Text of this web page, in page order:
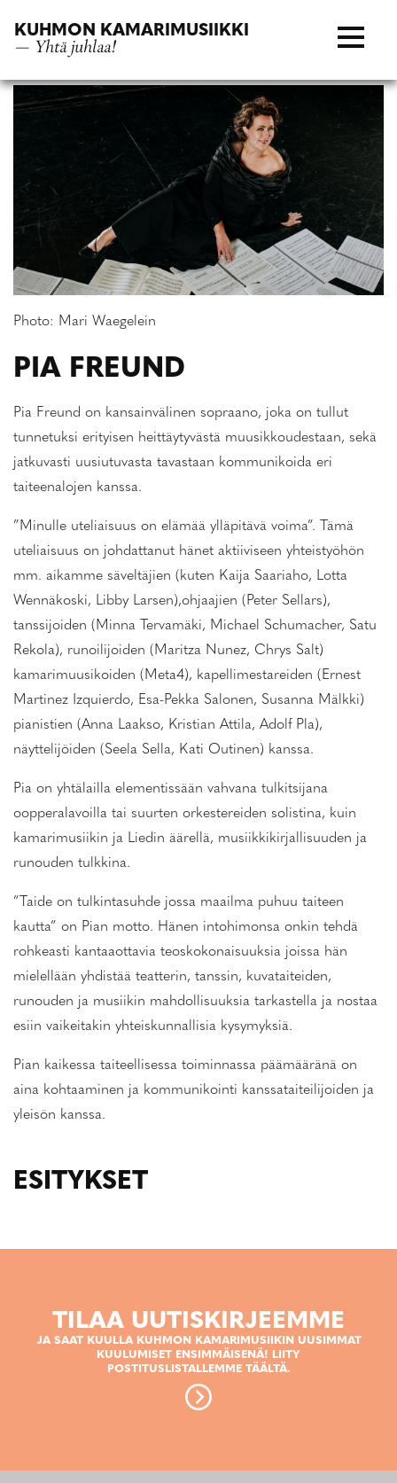
suoraan
KUHMON KAMARIMUSIIKKI
— Yhtä juhlaa!
Photo: Mari Waegelein
PIA FREUND
Pia Freund on kansainvälinen sopraano, joka on tullut
tunnetuksi erityisen heittäytyvästä muusikkoudestaan, sekä
jatkuvasti uusiutuvasta tavastaan kommunikoida eri
taiteenalojen kanssa.
”Minulle uteliaisuus on elämää ylläpitävä voima”. Tämä
uteliaisuus on johdattanut hänet aktiiviseen yhteistyöhön
mm. aikamme säveltäjien (kuten Kaija Saariaho, Lotta
Wennäkoski, Libby Larsen),ohjaajien (Peter Sellars),
tanssijoiden (Minna Tervamäki, Michael Schumacher, Satu
Rekola), runoilijoiden (Maritza Nunez, Chrys Salt)
kamarimuusikoiden (Meta4), kapellimestareiden (Ernest
Martinez Izquierdo, Esa-Pekka Salonen, Susanna Mälkki)
pianistien (Anna Laakso, Kristian Attila, Adolf Pla),
näyttelijöiden (Seela Sella, Kati Outinen) kanssa.
Pia on yhtälailla elementissään vahvana tulkitsijana
oopperalavoilla tai suurten orkestereiden solistina, kuin
kamarimusiikin ja Liedin äärellä, musiikkikirjallisuuden ja
runouden tulkkina.
”Taide on tulkintasuhde jossa maailma puhuu taiteen
kautta” on Pian motto. Hänen intohimonsa onkin tehdä
rohkeasti kantaaottavia teoskokonaisuuksia joissa hän
mielellään yhdistää teatterin, tanssin, kuvataiteiden,
runouden ja musiikin mahdollisuuksia tarkastella ja nostaa
esiin vaikeitakin yhteiskunnallisia kysymyksiä.
Pian kaikessa taiteellisessa toiminnassa päämääränä on
aina kohtaaminen ja kommunikointi kanssataiteilijoiden ja
yleisön kanssa.
ESITYKSET
TILAA UUTISKIRJEEMME
JA SAAT KUULLA KUHMON KAMARIMUSIIKIN UUSIMMAT
KUULUMISET ENSIMMÄISENÄ! LIITY
POSTITUSLISTALLEMME TÄÄLTÄ.